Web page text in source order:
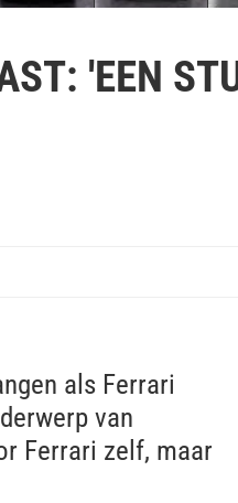
'EEN
als Ferrari
van
Ferrari zelf, maar